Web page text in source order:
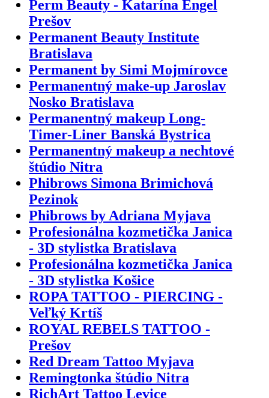
Perm Beauty - Katarína Engel
Prešov
Permanent Beauty Institute
Bratislava
Permanent by Simi Mojmírovce
Permanentný make-up Jaroslav
Nosko Bratislava
Permanentný makeup Long-
Timer-Liner Banská Bystrica
Permanentný makeup a nechtové
štúdio Nitra
Phibrows Simona Brimichová
Pezinok
Phibrows by Adriana Myjava
Profesionálna kozmetička Janica
- 3D stylistka Bratislava
Profesionálna kozmetička Janica
- 3D stylistka Košice
ROPA TATTOO - PIERCING -
Veľký Krtíš
ROYAL REBELS TATTOO -
Prešov
Red Dream Tattoo Myjava
Remingtonka štúdio Nitra
RichArt Tattoo Levice